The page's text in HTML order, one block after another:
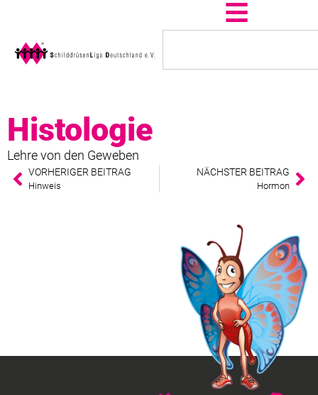
Histologie
Lehre von den Geweben
VORHERIGER BEITRAG
Hinweis
NÄCHSTER BEITRAG
Hormon